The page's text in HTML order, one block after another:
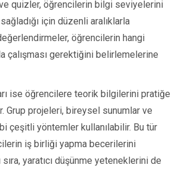
quizler, öğrencilerin bilgi seviyelerini
için düzenli aralıklarla
öğrencilerin hangi
çalışması gerektiğini belirlemelerine
ise öğrencilere teorik bilgilerini pratiğe
Grup projeleri, bireysel sunumlar ve
çeşitli yöntemler kullanılabilir. Bu tür
iş birliği yapma becerilerini
yaratıcı düşünme yeteneklerini de